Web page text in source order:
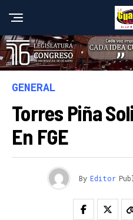
GENERAL
Torres Piña
En FGE
By Editor